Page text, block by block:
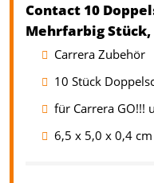
Contact 10
Mehrfarbig Stück,
Carrera Zubehör
10 Stück
für Carrera GO!!!
6,5 x 5,0 x 0,4 cm